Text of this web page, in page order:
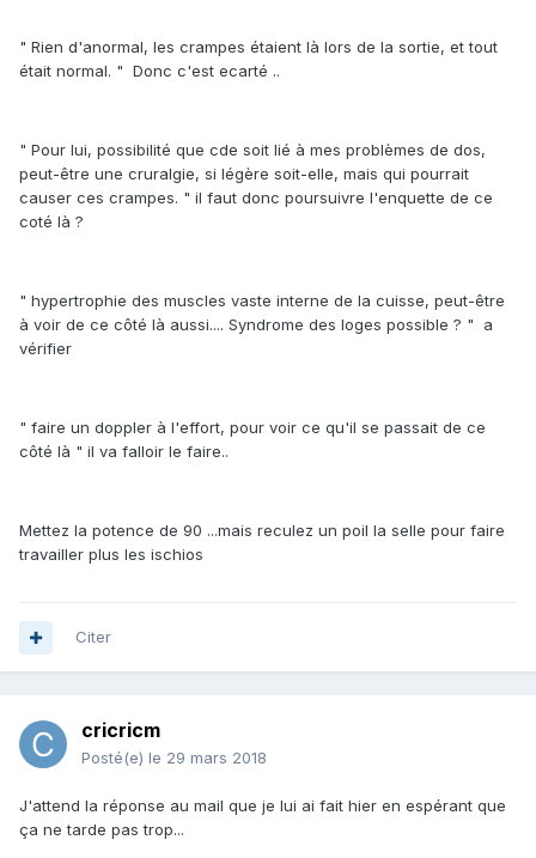
" Rien d'anormal, les crampes étaient là lors de la sortie, et tout
était normal. " Donc c'est ecarté ..
" Pour lui, possibilité que cde soit lié à mes problèmes de dos,
peut-être une cruralgie, si légère soit-elle, mais qui pourrait
causer ces crampes. " il faut donc poursuivre l'enquette de ce
coté là ?
" hypertrophie des muscles vaste interne de la cuisse, peut-être
à voir de ce côté là aussi.... Syndrome des loges possible ? " a
vérifier
" faire un doppler à l'effort, pour voir ce qu'il se passait de ce
côté là " il va falloir le faire..
Mettez la potence de 90 ...mais reculez un poil la selle pour faire
travailler plus les ischios
Citer
cricricm
Posté(e) le 29 mars 2018
J'attend la réponse au mail que je lui ai fait hier en espérant que
ça ne tarde pas trop...